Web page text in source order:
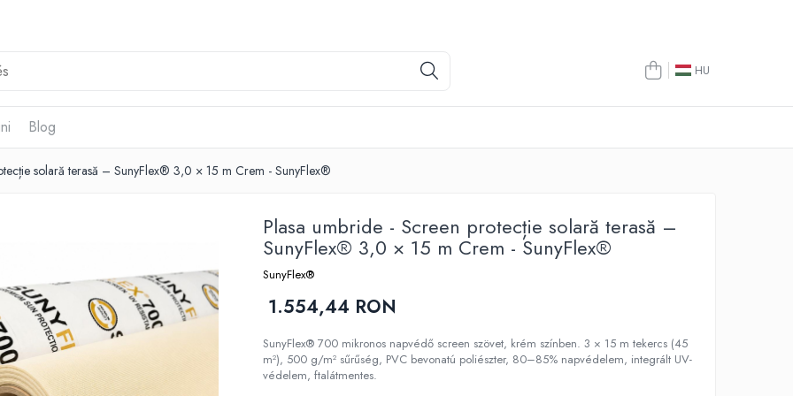
HU
Blog
solară terasă – SunyFlex® 3,0 × 15 m Crem - SunyFlex®
Plasa umbride - Screen protecție solară terasă –
SunyFlex® 3,0 × 15 m Crem - SunyFlex®
SunyFlex®
1.554,44 RON
SunyFlex® 700 mikronos napvédő screen szövet, krém színben. 3 × 15 m tekercs (45
m²), 500 g/m² sűrűség, PVC bevonatú poliészter, 80–85% napvédelem, integrált UV-
védelem, ftalátmentes.